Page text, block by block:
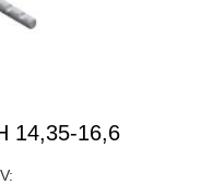
14,35-16,6